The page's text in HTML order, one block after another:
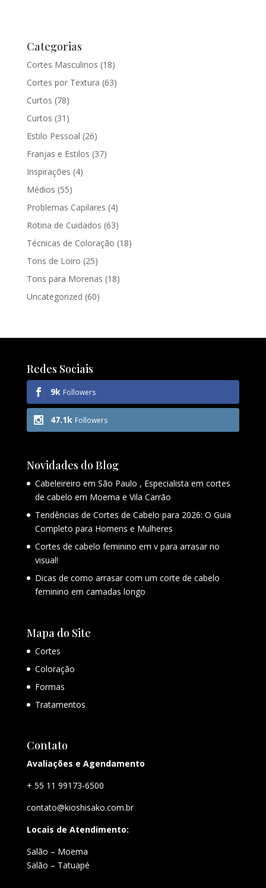
Categorias
Cortes Masculinos (18)
Cortes por Textura (63)
Curtos (78)
Curtos (31)
Estilo Pessoal (26)
Franjas e Estilos (37)
Inspirações (4)
Médios (55)
Problemas Capilares (4)
Rotina de Cuidados (63)
Técnicas de Coloração (18)
Tons de Loiro (25)
Tons para Morenas (18)
Uncategorized (60)
Redes Sociais
9k Followers
47.1k Followers
Novidades do Blog
Cabeleireiro em São Paulo , Especialista em cortes
de cabelo em Moema e Vila Carrão
Tendências de Cortes de Cabelo para 2026: O Guia
Completo para Homens e Mulheres
Cortes de cabelo feminino em v para arrasar no
visual!
Dicas de como arrasar com um corte de cabelo
feminino em camadas longo
Mapa do Site
Cortes
Coloração
Formas
Tratamentos
Contato
Avaliações e Agendamento
+ 55 11 99173-6500
contato@kioshisako.com.br
Locais de Atendimento:
Salão – Moema
Salão – Tatuapé